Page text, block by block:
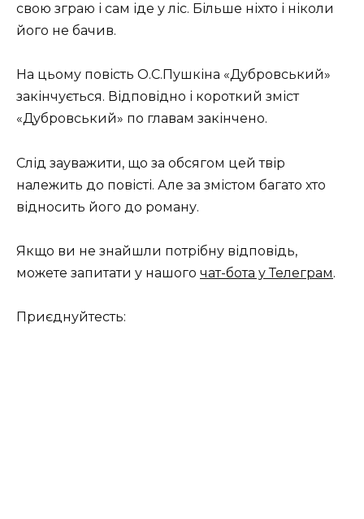
свою зграю і сам іде у ліс. Більше ніхто і ніколи
його не бачив.
На цьому повість О.С.Пушкіна «Дубровський»
закінчується. Відповідно і короткий зміст
«Дубровський» по главам закінчено.
Слід зауважити, що за обсягом цей твір
належить до повісті. Але за змістом багато хто
відносить його до роману.
Якщо ви не знайшли потрібну відповідь,
можете запитати у нашого чат-бота у Телеграм.
Приєднуйтесть: